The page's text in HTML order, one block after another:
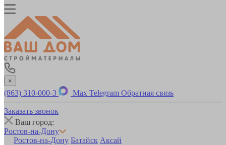
×
(863) 310-000-3 Max Telegram Обратная связь
Заказать звонок
Ваш город:
Ростов-на-Дону
Ростов-на-Дону Батайск Аксай